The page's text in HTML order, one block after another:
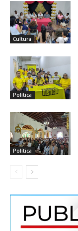
Cultura
Política
Política